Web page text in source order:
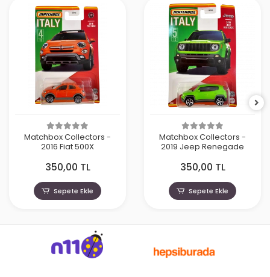
Matchbox Collectors -
2016 Fiat 500X
350,00 TL
Sepete Ekle
Matchbox Collectors -
2019 Jeep Renegade
350,00 TL
Sepete Ekle